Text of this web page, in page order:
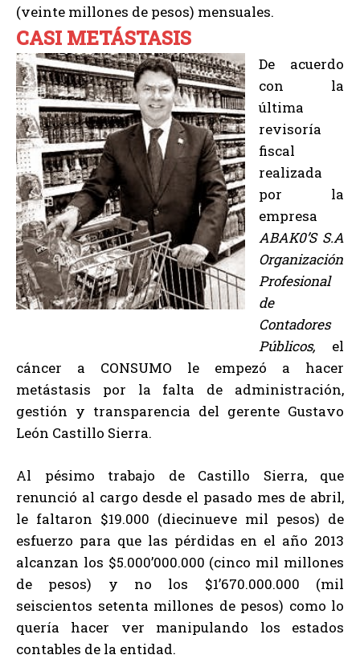
(veinte millones de pesos) mensuales.
CASI METÁSTASIS
De acuerdo
con la
última
revisoría
fiscal
realizada
por la
empresa
ABAK0’S S.A
Organización
Profesional
de
Contadores
Públicos, el
cáncer a CONSUMO le empezó a hacer
metástasis por la falta de administración,
gestión y transparencia del gerente Gustavo
León Castillo Sierra.
Al pésimo trabajo de Castillo Sierra, que
renunció al cargo desde el pasado mes de abril,
le faltaron $19.000 (diecinueve mil pesos) de
esfuerzo para que las pérdidas en el año 2013
alcanzan los $5.000’000.000 (cinco mil millones
de pesos) y no los $1’670.000.000 (mil
seiscientos setenta millones de pesos) como lo
quería hacer ver manipulando los estados
contables de la entidad.